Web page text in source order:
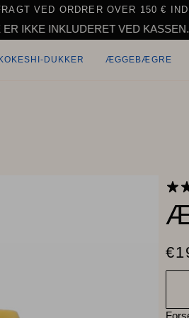
VED ORDRER OVER 150 €
VED KASSEN. VI
KOKESHI-DUKKER ÆGGEBÆGRE